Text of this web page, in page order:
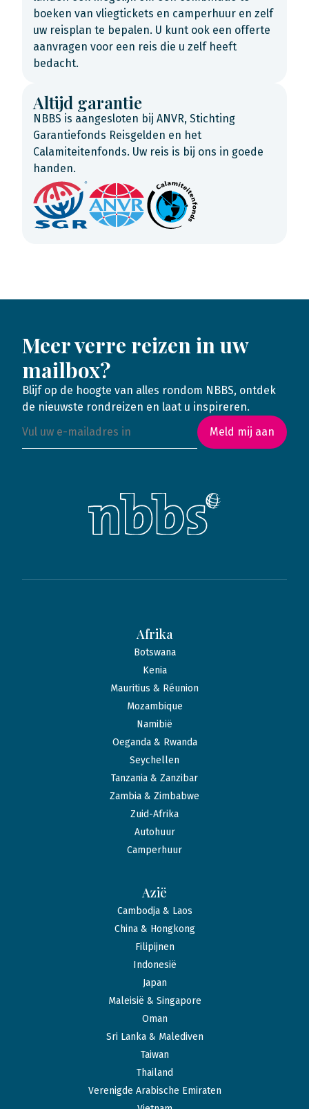
boeken van vliegtickets en camperhuur en zelf
uw reisplan te bepalen. U kunt ook een offerte
aanvragen voor een reis die u zelf heeft
bedacht.
Altijd garantie
NBBS is aangesloten bij ANVR, Stichting
Garantiefonds Reisgelden en het
Calamiteitenfonds. Uw reis is bij ons in goede
handen.
Meer verre reizen in uw
mailbox?
Blijf op de hoogte van alles rondom NBBS, ontdek
de nieuwste rondreizen en laat u inspireren.
Meld mij aan
Afrika
Botswana
Kenia
Mauritius & Réunion
Mozambique
Namibië
Oeganda & Rwanda
Seychellen
Tanzania & Zanzibar
Zambia & Zimbabwe
Zuid-Afrika
Autohuur
Camperhuur
Azië
Cambodja & Laos
China & Hongkong
Filipijnen
Indonesië
Japan
Maleisië & Singapore
Oman
Sri Lanka & Malediven
Taiwan
Thailand
Verenigde Arabische Emiraten